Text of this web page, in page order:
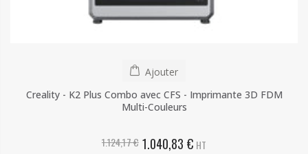
Ajouter
Creality - K2 Plus Combo avec CFS - Imprimante 3D FDM
Multi-Couleurs
1.124,17 € 1.040,83 € HT